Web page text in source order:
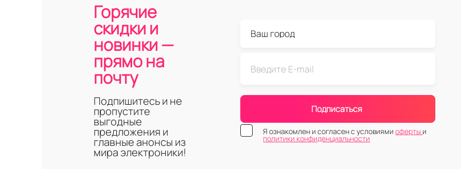
Горячие
скидки и
новинки —
прямо на
почту
Подпишитесь и не
пропустите
выгодные
предложения и
главные анонсы из
мира электроники!
Подписаться
Я ознакомлен и согласен с условиямиоферты и
политики конфиденциальности